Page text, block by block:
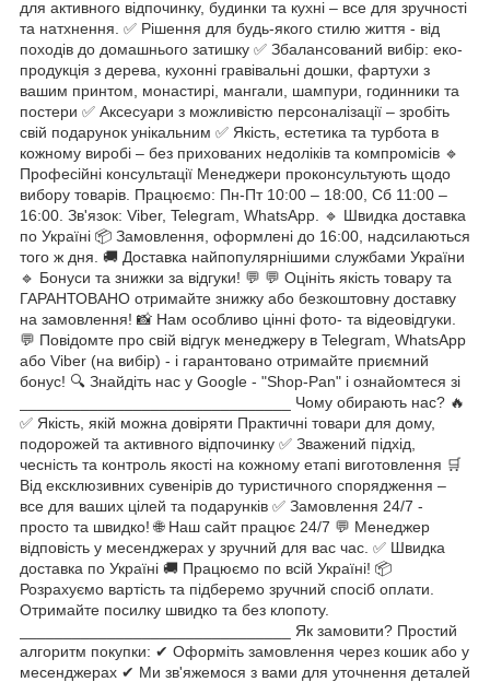
для активного відпочинку, будинки та кухні – все для зручності
та натхнення. ✅ Рішення для будь-якого стилю життя - від
походів до домашнього затишку ✅ Збалансований вибір: еко-
продукція з дерева, кухонні гравівальні дошки, фартухи з
вашим принтом, монастирі, мангали, шампури, годинники та
постери ✅ Аксесуари з можливістю персоналізації – зробіть
свій подарунок унікальним ✅ Якість, естетика та турбота в
кожному виробі – без прихованих недоліків та компромісів 🔹
Професійні консультації Менеджери проконсультують щодо
вибору товарів. Працюємо: Пн-Пт 10:00 – 18:00, Сб 11:00 –
16:00. Зв'язок: Viber, Telegram, WhatsApp. 🔹 Швидка доставка
по Україні 📦 Замовлення, оформлені до 16:00, надсилаються
того ж дня. 🚚 Доставка найпопулярнішими службами України
🔹 Бонуси та знижки за відгуки! 💬 💬 Оцініть якість товару та
ГАРАНТОВАНО отримайте знижку або безкоштовну доставку
на замовлення! 📸 Нам особливо цінні фото- та відеовідгуки.
💬 Повідомте про свій відгук менеджеру в Telegram, WhatsApp
або Viber (на вибір) - і гарантовано отримайте приємний
бонус! 🔍 Знайдіть нас у Google - "Shop-Pan" і ознайомтеся зі
_______________________________ Чому обирають нас? 🔥
✅ Якість, якій можна довіряти Практичні товари для дому,
подорожей та активного відпочинку ✅ Зважений підхід,
чесність та контроль якості на кожному етапі виготовлення 🛒
Від ексклюзивних сувенірів до туристичного спорядження –
все для ваших цілей та подарунків ✅ Замовлення 24/7 -
просто та швидко! 🌐 Наш сайт працює 24/7 💬 Менеджер
відповість у месенджерах у зручний для вас час. ✅ Швидка
доставка по Україні 🚚 Працюємо по всій Україні! 📦
Розрахуємо вартість та підберемо зручний спосіб оплати.
Отримайте посилку швидко та без клопоту.
_______________________________ Як замовити? Простий
алгоритм покупки: ✔ Оформіть замовлення через кошик або у
месенджерах ✔ Ми зв'яжемося з вами для уточнення деталей